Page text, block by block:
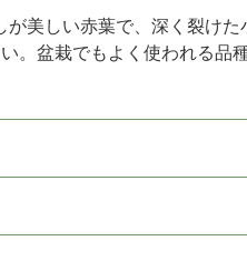
美しい赤葉で、深く裂け
。盆栽でもよく使われる品種